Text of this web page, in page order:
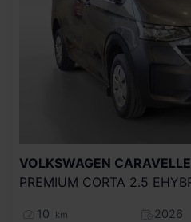
VOLKSWAGEN CARAVELLE
10 km
2026